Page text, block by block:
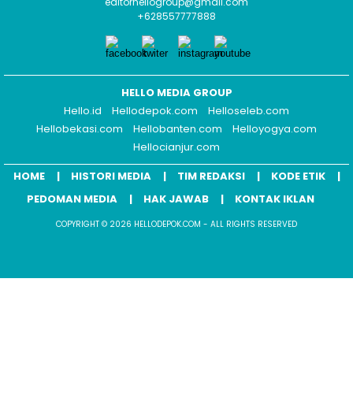
+628557777888
HELLO MEDIA GROUP
Hello.id
Hellodepok.com
Helloseleb.com
Hellobekasi.com
Hellobanten.com
Helloyogya.com
Hellocianjur.com
HOME
HISTORI MEDIA TIM REDAKSI
KODE ETIK
PEDOMAN MEDIA
HAK JAWAB KONTAK IKLAN
COPYRIGHT © 2026 HELLODEPOK.COM - ALL RIGHTS RESERVED